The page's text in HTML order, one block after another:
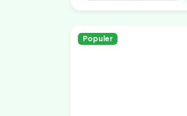
Populer